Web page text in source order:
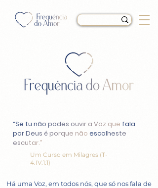
“Se tu não podes ouvir a Voz que fala
por Deus é porque não escolheste
escutar.”
Um Curso em Milagres (T-
4.IV.1:1)
Há uma Voz, em todos nós, que só nos fala de